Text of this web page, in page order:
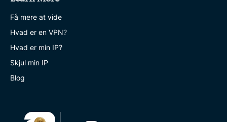
Få mere at vide
Hvad er en VPN?
Hvad er min IP?
Skjul min IP
Blog